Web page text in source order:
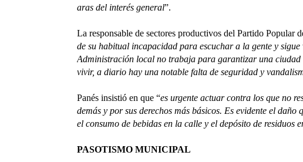
aras del interés general”.
La responsable de sectores productivos del Partido Popular
de su habitual incapacidad para escuchar a la gente y
Administración local no trabaja para garantizar una
vivir, a diario hay una notable falta de seguridad y
Panés insistió en que “es urgente actuar contra los que no
demás y por sus derechos más básicos. Es evidente el
el consumo de bebidas en la calle y el depósito de residuos
PASOTISMO MUNICIPAL